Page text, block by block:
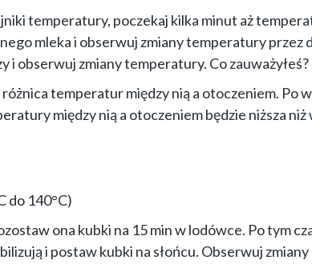
temperatury, poczekaj kilka minut aż
mleka i obserwuj zmiany temperatury przez
i obserwuj zmiany temperatury. Co zauważyłeś?
temperatur między nią a otoczeniem. Po
między nią a otoczeniem będzie niższa niż
do 140°C)
ona kubki na 15 min w lodówce. Po tym
i postaw kubki na słońcu. Obserwuj zmiany